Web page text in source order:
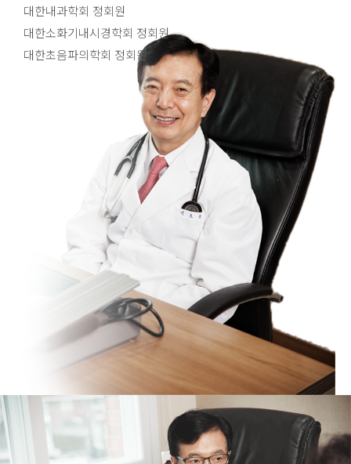
대한내과학회 정회원
대한소화기내시경학회 정회원
대한초음파의학회 정회원